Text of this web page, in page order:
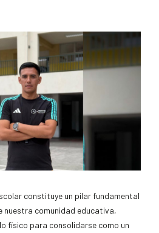
constituye un pilar fundamental
nuestra comunidad educativa,
físico para consolidarse como un